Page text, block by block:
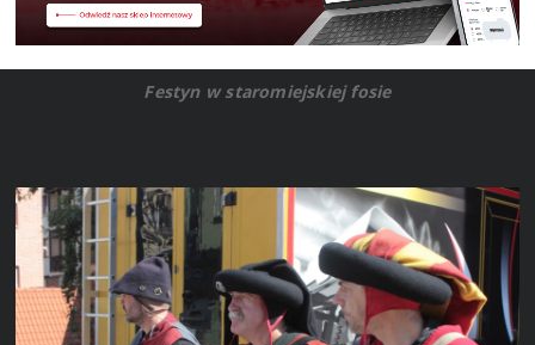
Festyn w staromiejskiej fosie